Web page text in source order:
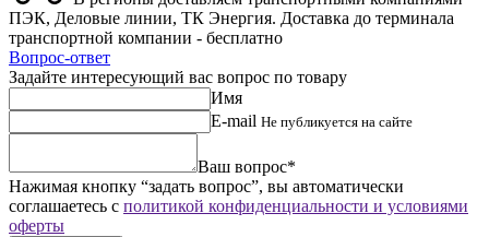
ПЭК, Деловые линии, ТК Энергия. Доставка до терминала
транспортной компании - бесплатно
Вопрос-ответ
Задайте интересующий вас вопрос по товару
Имя
E-mail Не публикуется на сайте
Ваш вопрос*
Нажимая кнопку “задать вопрос”, вы автоматически
соглашаетесь с политикой конфиденциальности и условиями
оферты